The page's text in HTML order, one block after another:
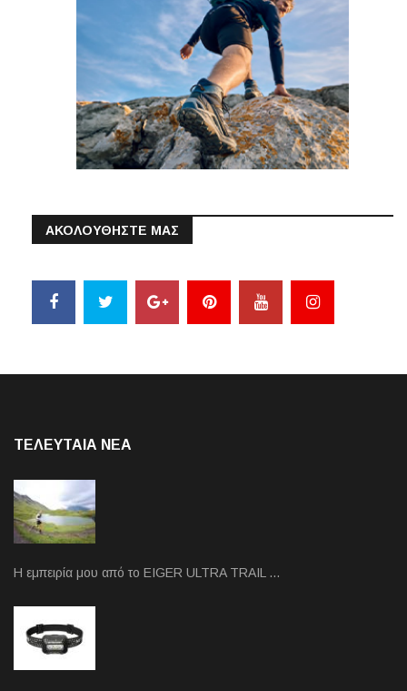
ΑΚΟΛΟΥΘΗΣΤΕ ΜΑΣ
ΤΕΛΕΥΤΑΙΑ NEA
Η εμπειρία μου από το EIGER ULTRA TRAIL …